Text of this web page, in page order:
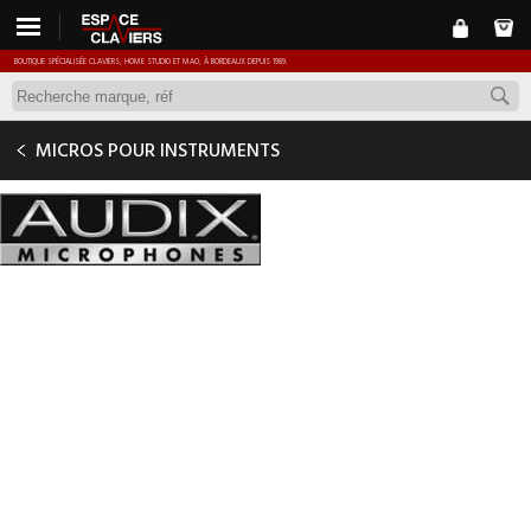
BOUTIQUE SPÉCIALISÉE CLAVIERS, HOME STUDIO ET MAO, À BORDEAUX DEPUIS 1989.
MICROS POUR INSTRUMENTS
AUDIX I5